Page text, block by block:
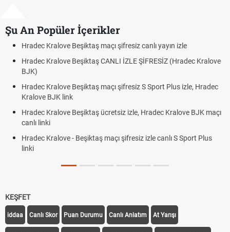
Şu An Popüler İçerikler
şifresiz canlı yayın izle
İZLE ŞİFRESİZ (Hradec Kralove
şifresiz S Sport Plus izle, Hradec
izle, Hradec Kralove BJK maçı
şifresiz izle canlı S Sport Plus
Hradec Kralove - Beşiktaş
Hradec Kralove Beşiktaş
Trivela Nedir? Trivela Vuruşu
Plonjon Nedir? Kalecilikte
KEŞFET
iddaa Canlı Skor Puan Durumu Canlı Anlatım At Yarışı